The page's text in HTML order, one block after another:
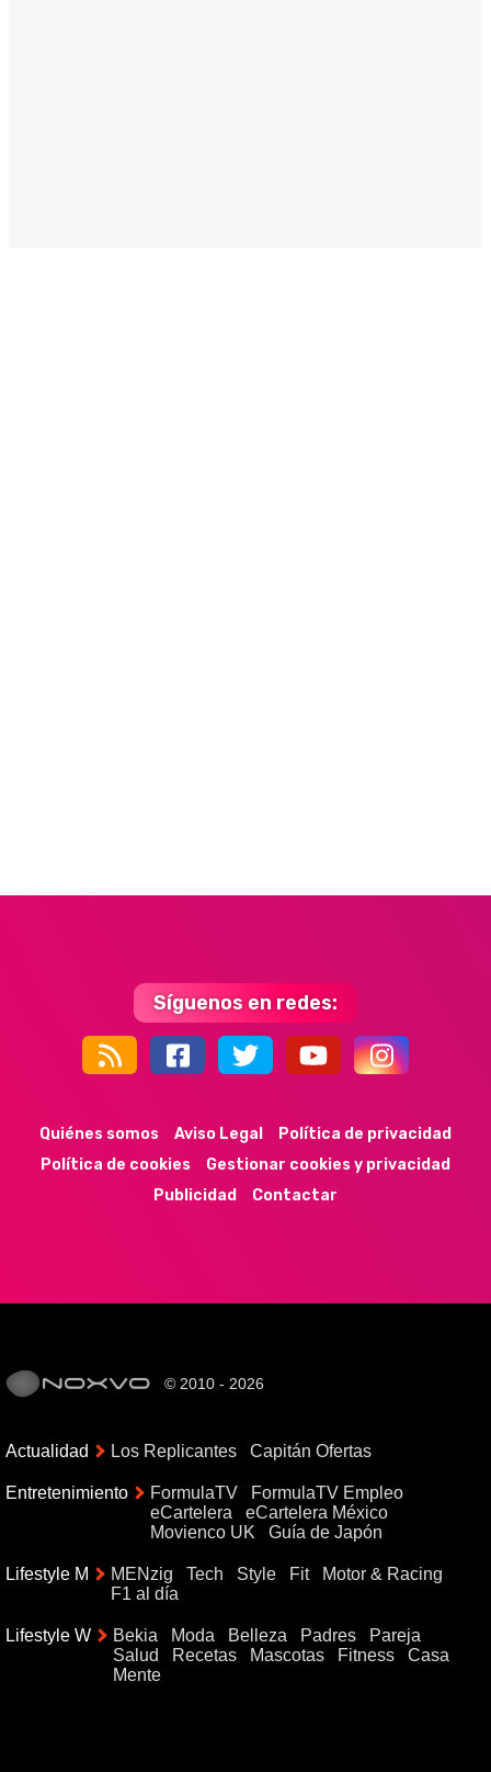
Síguenos en redes:
Quiénes somos Aviso Legal
Política de privacidad
Política de cookies
Gestionar cookies y privacidad
Publicidad
Contactar
© 2010 - 2026
Actualidad Los Replicantes Capitán Ofertas
Entretenimiento FormulaTV
FormulaTV Empleo
eCartelera
eCartelera México
Movienco UK
Guía de Japón
Lifestyle M MENzig Tech Style Fit
Motor & Racing
F1 al día
Lifestyle W Bekia Moda Belleza Padres
Pareja
Salud
Recetas Mascotas Fitness
Casa
Mente